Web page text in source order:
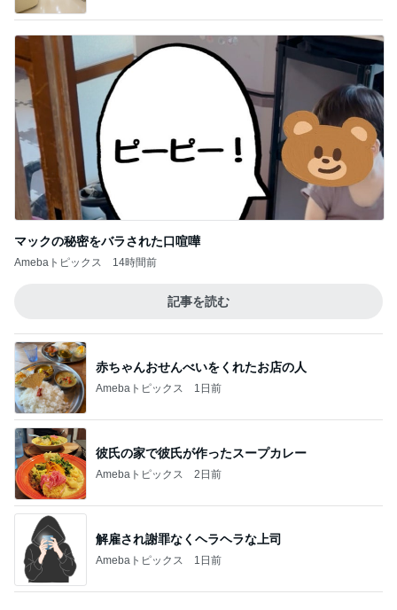
マックの秘密をバラされた口喧嘩
Amebaトピックス 14時間前
赤ちゃんおせんべいをくれたお店の人
Amebaトピックス
Amebaトピックス 2日前
解雇され謝罪なくヘラヘラな上司
Amebaトピックス 1日前
夫も娘も頬張ったスタミナおかず
Amebaトピックス 20時間前